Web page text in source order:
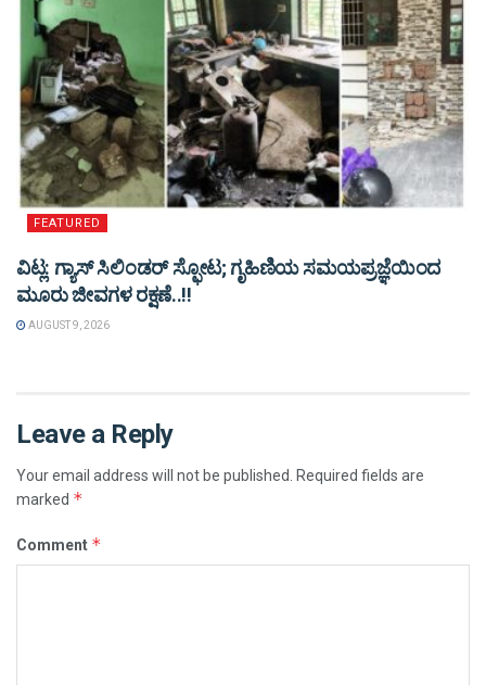
FEATURED
ವಿಟ್ಲ: ಗ್ಯಾಸ್ ಸಿಲಿಂಡರ್ ಸ್ಫೋಟ; ಗೃಹಿಣಿಯ ಸಮಯಪ್ರಜ್ಞೆಯಿಂದ
ಮೂರು ಜೀವಗಳ ರಕ್ಷಣೆ..!!
AUGUST 9, 2026
Leave a Reply
Your email address will not be published.
Required fields are
marked *
Comment *